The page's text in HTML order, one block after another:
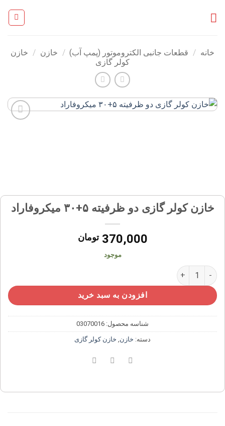
خانه / قطعات جانبی الکتروموتور (پمپ آب) / خازن / خازن
کولر گازی
خازن کولر گازی دو ظرفیته ۵+۳۰ میکروفاراد
370,000 تومان
موجود
خازن کولر گازی دو ظرفیته ۵+۳۰ میکروفاراد عدد
افزودن به سبد خرید
شناسه محصول: 03070016
دسته: خازن خازن کولر گازی